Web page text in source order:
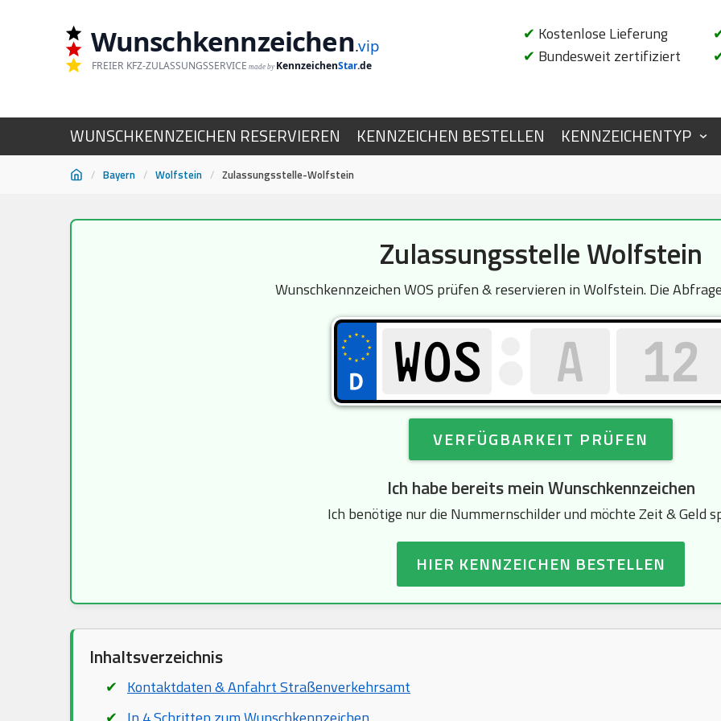
Wunschkennzeichen.vip
FREIER KFZ-ZULASSUNGSSERVICE made by KennzeichenStar.de
✔ Kostenlose Lieferung
✔ Bundesweit zertifiziert
WUNSCHKENNZEICHEN RESERVIEREN KENNZEICHEN BESTELLEN KENNZEICHENTYP
/ Bayern / Wolfstein / Zulassungsstelle-Wolfstein
Zulassungsstelle Wolfstein
Wunschkennzeichen WOS prüfen & reservieren in Wolfstein. Die
VERFÜGBARKEIT PRÜFEN
Ich habe bereits mein Wunschkennzeichen
Ich benötige nur die Nummernschilder und möchte Zeit & Geld
HIER KENNZEICHEN BESTELLEN
Inhaltsverzeichnis
Kontaktdaten & Anfahrt Straßenverkehrsamt